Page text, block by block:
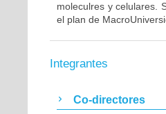
moleculres y celulares.
el plan de
Integrantes
Co-directores